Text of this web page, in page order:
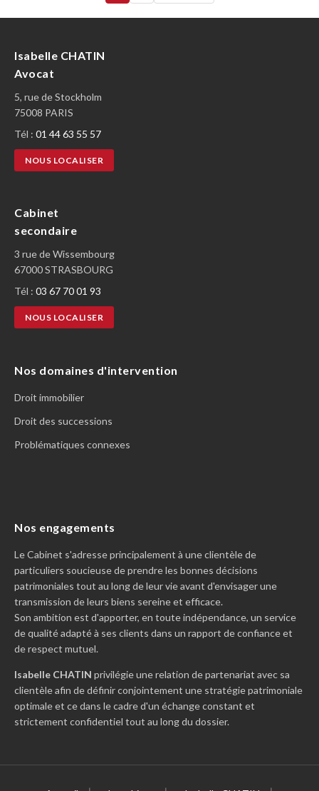
Isabelle CHATIN
Avocat
5, rue de Stockholm
75008 PARIS
Tél : 01 44 63 55 57
NOUS LOCALISER
Cabinet
secondaire
3 rue de Wissembourg
67000 STRASBOURG
Tél : 03 67 70 01 93
NOUS LOCALISER
Nos domaines d'intervention
Droit immobilier
Droit des successions
Problématiques connexes
Nos engagements
Le Cabinet s'adresse principalement à une clientèle de
particuliers soucieuse de prendre les bonnes décisions
patrimoniales tout au long de leur vie avant d'envisager une
transmission de leurs biens sereine et efficace.
Son ambition est d'apporter, en toute indépendance, un service
de qualité adapté à ses clients dans un rapport de confiance et
de respect mutuel.
Isabelle CHATIN privilégie une relation de partenariat avec sa
clientèle afin de définir conjointement une stratégie patrimoniale
optimale et ce dans le cadre d'un échange constant et
strictement confidentiel tout au long du dossier.